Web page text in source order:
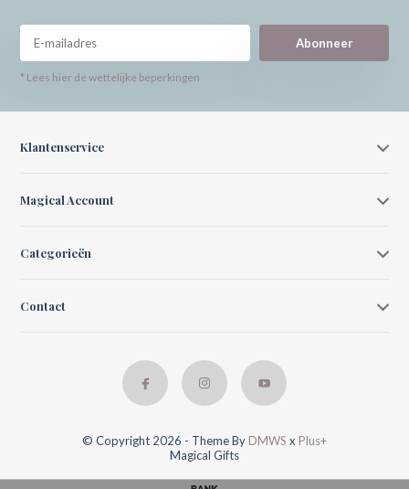
Abonneer
* Lees hier de wettelijke beperkingen
Klantenservice
Magical Account
Categorieën
Contact
© Copyright 2026 - Theme By DMWS x Plus+
Magical Gifts